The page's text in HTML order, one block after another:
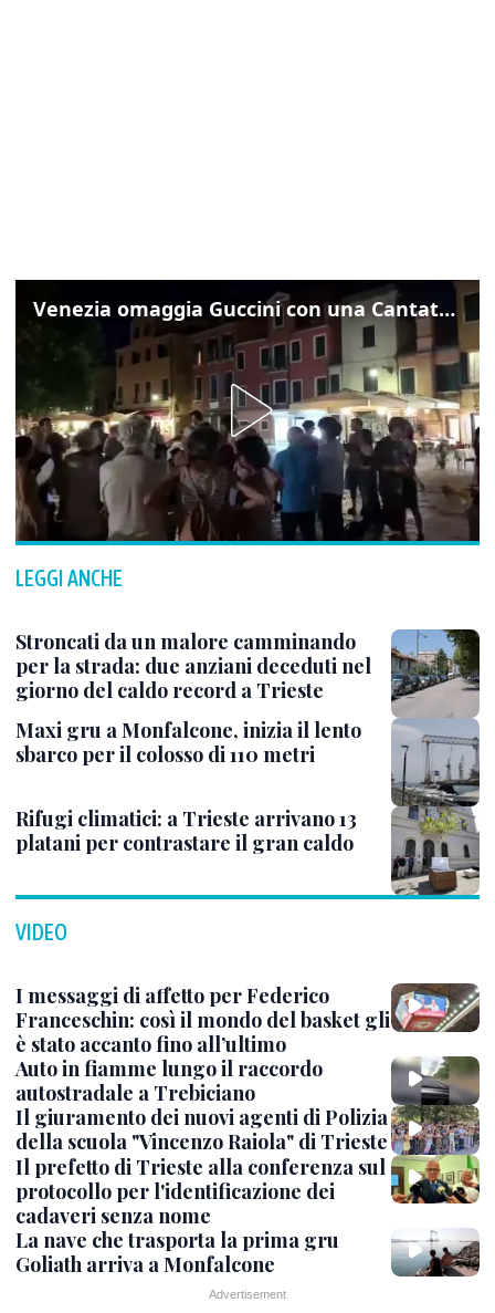
Venezia omaggia Guccini con una Cantata Anarchica in campo Santa Margherita
LEGGI ANCHE
Stroncati da un malore camminando
per la strada: due anziani deceduti nel
giorno del caldo record a Trieste
Maxi gru a Monfalcone, inizia il lento
sbarco per il colosso di 110 metri
Rifugi climatici: a Trieste arrivano 13
platani per contrastare il gran caldo
VIDEO
I messaggi di affetto per Federico
Franceschin: così il mondo del basket gli
è stato accanto fino all’ultimo
Auto in fiamme lungo il raccordo
autostradale a Trebiciano
Il giuramento dei nuovi agenti di Polizia
della scuola "Vincenzo Raiola" di Trieste
Il prefetto di Trieste alla conferenza sul
protocollo per l'identificazione dei
cadaveri senza nome
La nave che trasporta la prima gru
Goliath arriva a Monfalcone